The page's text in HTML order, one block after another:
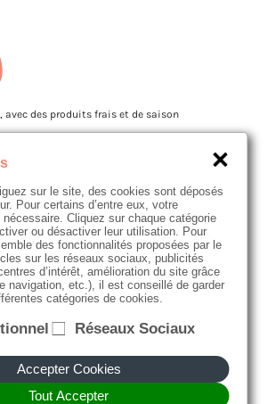
avec des produits frais et de saison
nous
sur le site, des cookies sont déposés
Pour certains d’entre eux, votre
Cliquez sur chaque catégorie
ou désactiver leur utilisation. Pour
des fonctionnalités proposées par le
sur les réseaux sociaux, publicités
d’intérêt, amélioration du site grâce
navigation, etc.), il est conseillé de garder
catégories de cookies.
Réseaux Sociaux
Accepter Cookies
Tout Accepter